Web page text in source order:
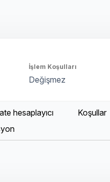
İşlem Koşulları
Değişmez
hesaplayıcı Koşullar